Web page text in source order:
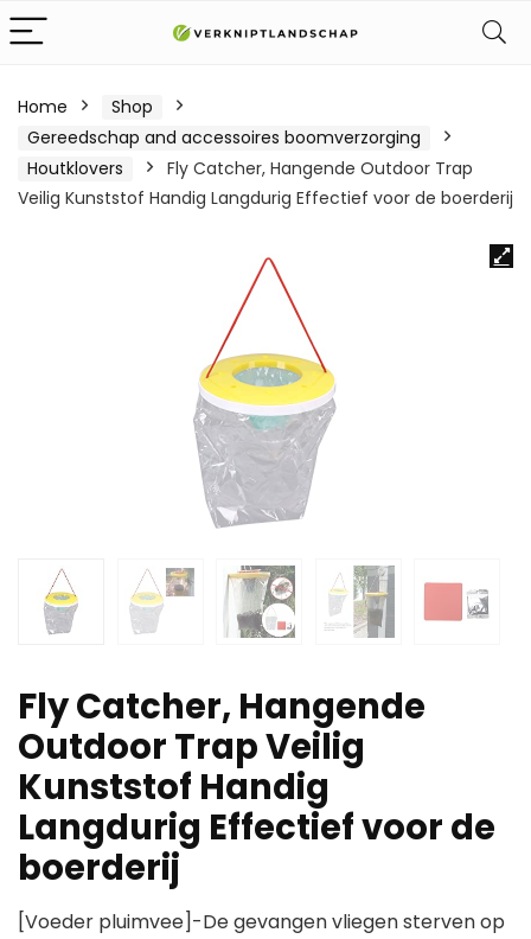
Home
Shop
Gereedschap and accessoires boomverzorging
Houtklovers
Fly Catcher, Hangende Outdoor Trap
Veilig Kunststof Handig Langdurig Effectief voor de boerderij
Fly Catcher, Hangende
Outdoor Trap Veilig
Kunststof Handig
Langdurig Effectief voor de
boerderij
[Voeder pluimvee]-De gevangen vliegen sterven op